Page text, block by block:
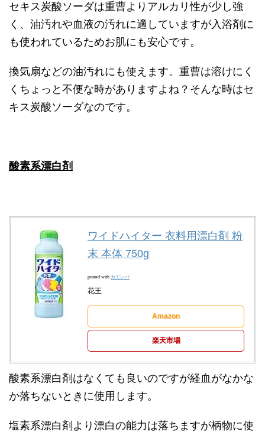
セキス炭酸ソーダは重曹よりアルカリ性が少し強
く、油汚れや血液の汚れに適していますが入浴剤に
も使われているためお肌にも安心です。
換気扇などの油汚れにも使えます。重曹は溶けにく
くちょっと不便な時がありますよね？そんな時はセ
キス炭酸ソーダなのです。
酸素系漂白剤
ワイドハイター 衣料用漂白剤 粉
末 本体 750g
posted with カエレバ
花王
Amazon
楽天市場
酸素系漂白剤はなくても良いのですが経血がなかな
か落ちないときに使用します。
塩素系漂白剤より漂白の能力は落ちますが柄物に使